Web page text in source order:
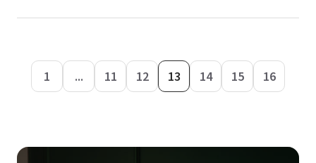
1 ... 11 12 13 14 15 16